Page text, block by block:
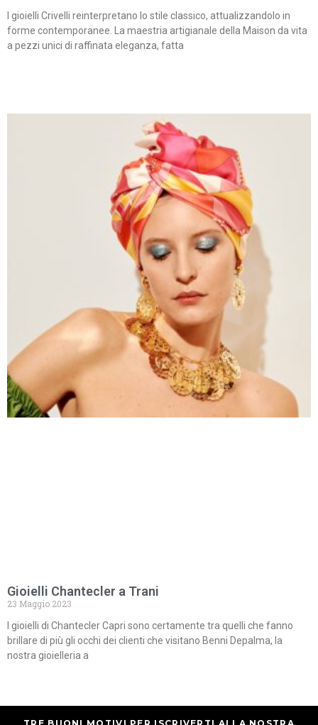
I gioielli Crivelli reinterpretano lo stile classico, attualizzandolo in
forme contemporanee. La maestria artigianale della Maison da vita
a pezzi unici di raffinata eleganza, fatta
Gioielli Chantecler a Trani
23 Maggio 2023
I gioielli di Chantecler Capri sono certamente tra quelli che fanno
brillare di più gli occhi dei clienti che visitano Benni Depalma, la
nostra gioielleria a